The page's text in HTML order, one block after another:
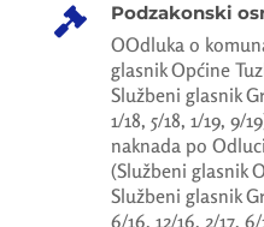
 Podzakonski
OOdluka o
glasnik Općine
Službeni glasnik
1/18, 5/18, 1/19, 9/
naknada po
(Službeni glasnik
Službeni glasnik
6/16, 12/16, 2/17,